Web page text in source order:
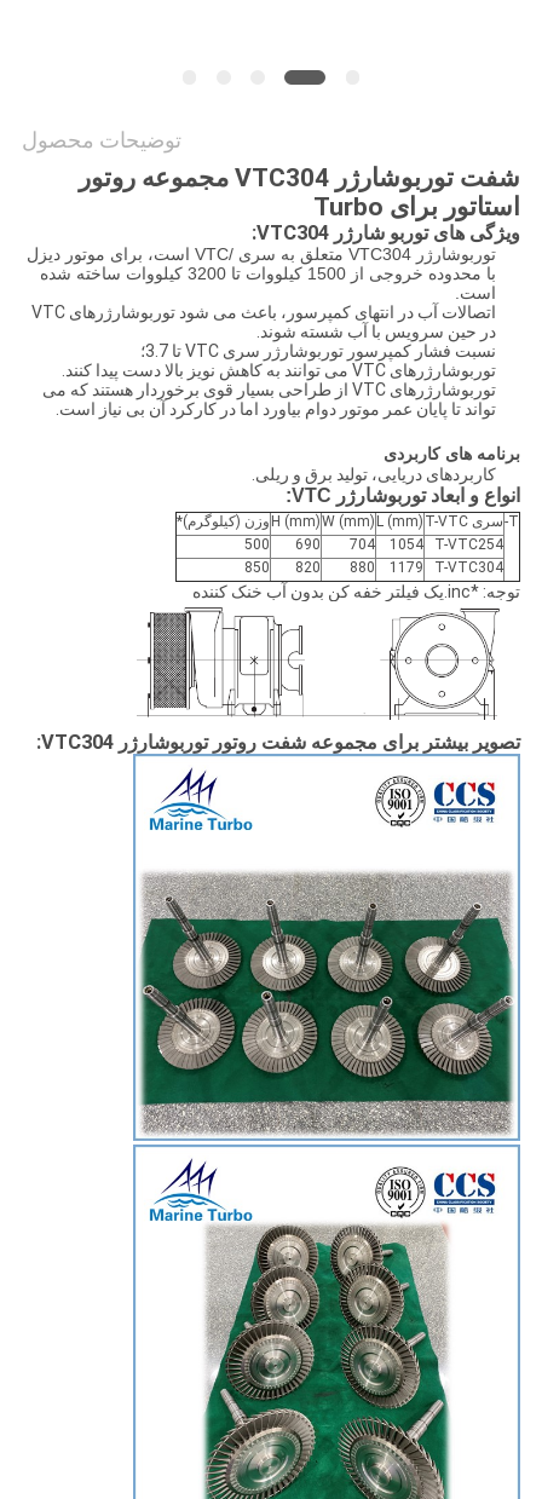
توضیحات محصول
شفت توربوشارژر VTC304 مجموعه روتور
استاتور برای Turbo
ویژگی های توربو شارژر VTC304:
توربوشارژر VTC304 متعلق به سری /VTC است، برای موتور دیزل
با محدوده خروجی از 1500 کیلووات تا 3200 کیلووات ساخته شده
است.
اتصالات آب در انتهای کمپرسور، باعث می شود توربوشارژرهای VTC
در حین سرویس با آب شسته شوند.
نسبت فشار کمپرسور توربوشارژر سری VTC تا 3.7؛
توربوشارژرهای VTC می توانند به کاهش نویز بالا دست پیدا کنند.
توربوشارژرهای VTC از طراحی بسیار قوی برخوردار هستند که می
تواند تا پایان عمر موتور دوام بیاورد اما در کارکرد آن بی نیاز است.
برنامه های کاربردی
کاربردهای دریایی، تولید برق و ریلی.
انواع و ابعاد توربوشارژر VTC:
T- سری T-VTC L (mm)
W (mm)
H (mm) وزن (کیلوگرم)*
T-VTC254
1054
704
690
500
T-VTC304
1179
880
820
850
توجه: *inc.یک فیلتر خفه کن بدون آب خنک کننده
تصویر بیشتر برای مجموعه شفت روتور توربوشارژر VTC304: